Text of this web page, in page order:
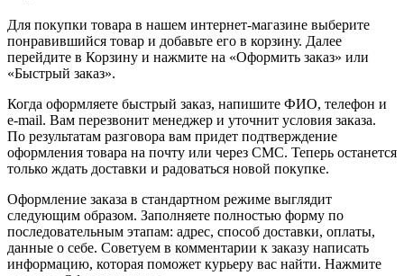
Для покупки товара в нашем интернет-магазине выберите
понравившийся товар и добавьте его в корзину. Далее
перейдите в Корзину и нажмите на «Оформить заказ» или
«Быстрый заказ».
Когда оформляете быстрый заказ, напишите ФИО, телефон и
e-mail. Вам перезвонит менеджер и уточнит условия заказа.
По результатам разговора вам придет подтверждение
оформления товара на почту или через СМС. Теперь останется
только ждать доставки и радоваться новой покупке.
Оформление заказа в стандартном режиме выглядит
следующим образом. Заполняете полностью форму по
последовательным этапам: адрес, способ доставки, оплаты,
данные о себе. Советуем в комментарии к заказу написать
информацию, которая поможет курьеру вас найти. Нажмите